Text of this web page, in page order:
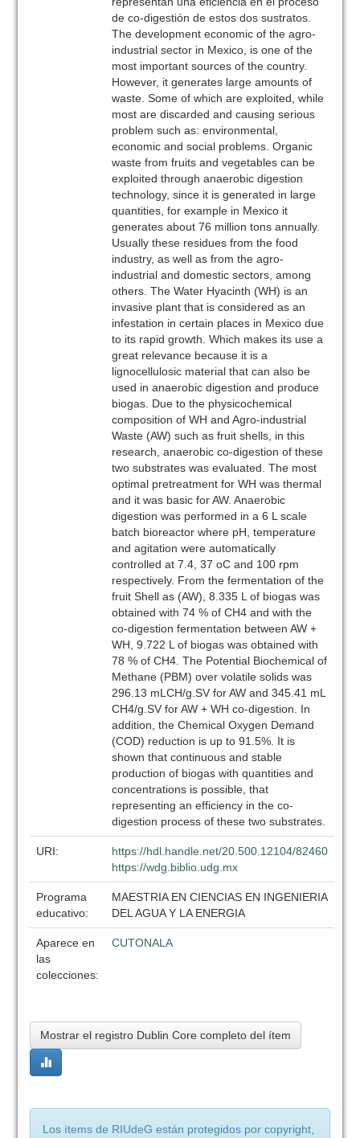
de co-digestión de estos dos sustratos.
The development economic of the agro-
industrial sector in Mexico, is one of the
most important sources of the country.
However, it generates large amounts of
waste. Some of which are exploited, while
most are discarded and causing serious
problem such as: environmental,
economic and social problems. Organic
waste from fruits and vegetables can be
exploited through anaerobic digestion
technology, since it is generated in large
quantities, for example in Mexico it
generates about 76 million tons annually.
Usually these residues from the food
industry, as well as from the agro-
industrial and domestic sectors, among
others. The Water Hyacinth (WH) is an
invasive plant that is considered as an
infestation in certain places in Mexico due
to its rapid growth. Which makes its use a
great relevance because it is a
lignocellulosic material that can also be
used in anaerobic digestion and produce
biogas. Due to the physicochemical
composition of WH and Agro-industrial
Waste (AW) such as fruit shells, in this
research, anaerobic co-digestion of these
two substrates was evaluated. The most
optimal pretreatment for WH was thermal
and it was basic for AW. Anaerobic
digestion was performed in a 6 L scale
batch bioreactor where pH, temperature
and agitation were automatically
controlled at 7.4, 37 oC and 100 rpm
respectively. From the fermentation of the
fruit Shell as (AW), 8.335 L of biogas was
obtained with 74 % of CH4 and with the
co-digestion fermentation between AW +
WH, 9.722 L of biogas was obtained with
78 % of CH4. The Potential Biochemical of
Methane (PBM) over volatile solids was
296.13 mLCH/g.SV for AW and 345.41 mL
CH4/g.SV for AW + WH co-digestion. In
addition, the Chemical Oxygen Demand
(COD) reduction is up to 91.5%. It is
shown that continuous and stable
production of biogas with quantities and
concentrations is possible, that
representing an efficiency in the co-
digestion process of these two substrates.
URI:
https://hdl.handle.net/20.500.12104/82460
https://wdg.biblio.udg.mx
Programa
educativo:
MAESTRIA EN CIENCIAS EN INGENIERIA
DEL AGUA Y LA ENERGIA
Aparece en
las
colecciones:
CUTONALA
Mostrar el registro Dublin Core completo del ítem
Los ítems de RIUdeG están protegidos por copyright,